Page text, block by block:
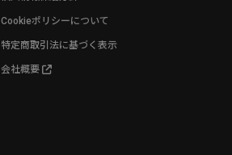
Cookieポリシーについて
特定商取引法に基づく表示
会社概要